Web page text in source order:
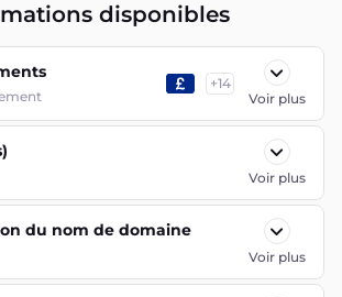
disponibles
+14
Voir plus
Voir plus
du nom de domaine
Voir plus